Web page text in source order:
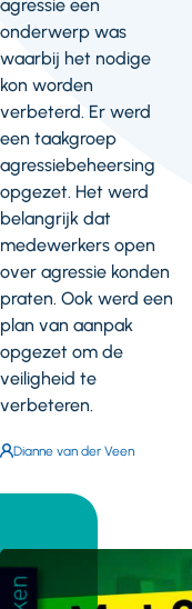
agressie een
onderwerp was
waarbij het nodige
kon worden
verbeterd. Er werd
een taakgroep
agressiebeheersing
opgezet. Het werd
belangrijk dat
medewerkers open
over agressie konden
praten. Ook werd een
plan van aanpak
opgezet om de
veiligheid te
verbeteren.
Auteur:
Dianne van der Veen